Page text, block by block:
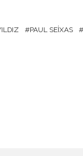
PAUL SEIXAS